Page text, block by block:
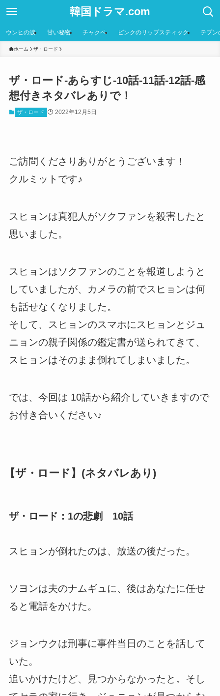
韓国ドラマ.com
ウンヒの涙 甘い秘密 チャクペ ピンクのリップスティック テプン
ホーム ザ・ロード
ザ・ロード-あらすじ-10話-11話-12話-感
想付きネタバレありで！
ザ・ロード 2022年12月5日
ご訪問くださりありがとうございます！
クルミットです♪
スヒョンは真犯人がソクファンを殺害したと
思いました。
スヒョンはソクファンのことを報道しようと
していましたが、カメラの前でスヒョンは何
も話せなくなりました。
そして、スヒョンのスマホにスヒョンとジュ
ニョンの親子関係の鑑定書が送られてきて、
スヒョンはそのまま倒れてしまいました。
では、今回は 10話から紹介していきますので
お付き合いください♪
【ザ・ロード】(ネタバレあり)
ザ・ロード：1の悲劇 10話
スヒョンが倒れたのは、放送の後だった。
ソヨンは夫のナムギュに、後はあなたに任せ
ると電話をかけた。
ジョンウクは刑事に事件当日のことを話して
いた。
追いかけたけど、見つからなかったと。そし